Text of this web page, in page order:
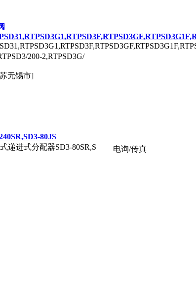
200-2,RTPSD3G/
无锡市]
80JS
递进式分配器SD3-80SR,S
电询/传真